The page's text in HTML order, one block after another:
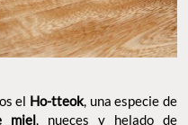
POLLO FRITO. FOTO: @JOWONG.MX
elHo-tteok, una especie
francamente espectacular.
laPerilla, hecho a base de